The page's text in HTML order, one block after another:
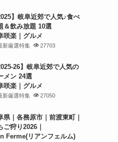
】岐阜近郊で人気♪食べ
＆飲み放題 10選
咲楽｜グルメ
新厳選特集 27703
26】岐阜近郊で人気の
メン 24選
咲楽｜グルメ
新厳選特集 27050
県｜各務原市｜前渡東町｜
ご狩り2026｜
Ferme(リアンフェルム)